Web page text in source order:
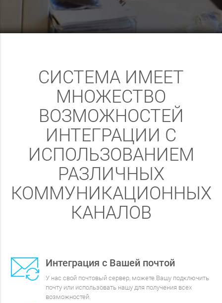
СИСТЕМА ИМЕЕТ
МНОЖЕСТВО
ВОЗМОЖНОСТЕЙ
ИНТЕГРАЦИИ С
ИСПОЛЬЗОВАНИЕМ
РАЗЛИЧНЫХ
КОММУНИКАЦИОННЫХ
КАНАЛОВ
Интеграция с Вашей почтой
У нас свой почтовый сервер, можете Вашу подключить
почту или использовать нашу для получения всех
возможностей.